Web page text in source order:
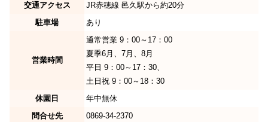
交通アクセス
JR赤穂線 邑久駅から約20分
駐車場
あり
営業時間
通常営業 9：00～17：00
夏季6月、7月、8月
平日 9：00～17：30、
土日祝 9：00～18：30
休園日
年中無休
問合せ先
0869-34-2370